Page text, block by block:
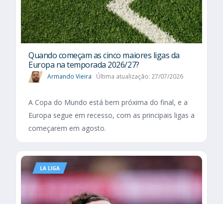
Quando começam as cinco maiores ligas da
Europa na temporada 2026/27?
Armando Vieira Última atualização: 27/07/2026
A Copa do Mundo está bem próxima do final, e a
Europa segue em recesso, com as principais ligas a
começarem em agosto.
LA LIGA